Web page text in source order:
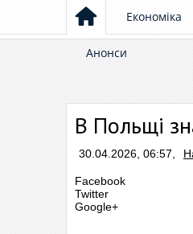
Економіка
Анонси
В Польщі
30.04.2026, 06:57,
Facebook
Twitter
Google+